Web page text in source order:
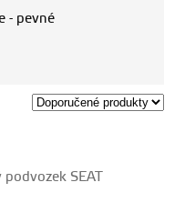
- pevné
SEAT